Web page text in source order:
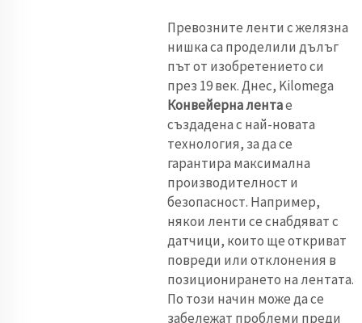
Превозните ленти с желязна
нишка са проделили дълъг
път от изобретението си
през 19 век. Днес, Kilomega
Конвейерна лентае
създадена с най-новата
технология, за да се
гарантира максимална
производителност и
безопасност. Например,
някои ленти се снабдяват с
датчици, които ще откриват
повреди или отклонения в
позиционирането на лентата.
По този начин може да се
забележат проблеми преди